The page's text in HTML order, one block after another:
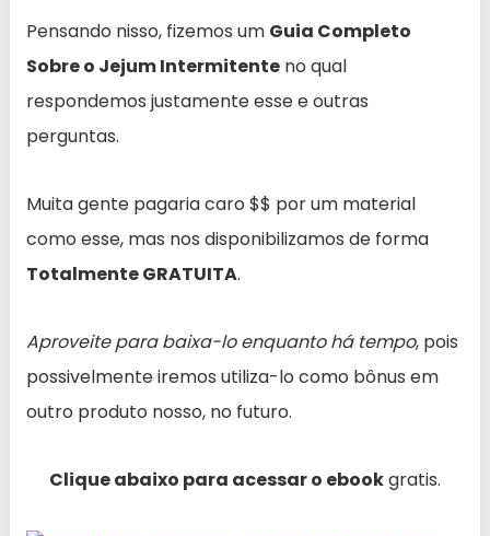
Pensando nisso, fizemos um Guia Completo
Sobre o Jejum Intermitente no qual
respondemos justamente esse e outras
perguntas.
Muita gente pagaria caro $$ por um material
como esse, mas nos disponibilizamos de forma
Totalmente GRATUITA.
Aproveite para baixa-lo enquanto há tempo, pois
possivelmente iremos utiliza-lo como bônus em
outro produto nosso, no futuro.
Clique abaixo para acessar o ebookgratis.